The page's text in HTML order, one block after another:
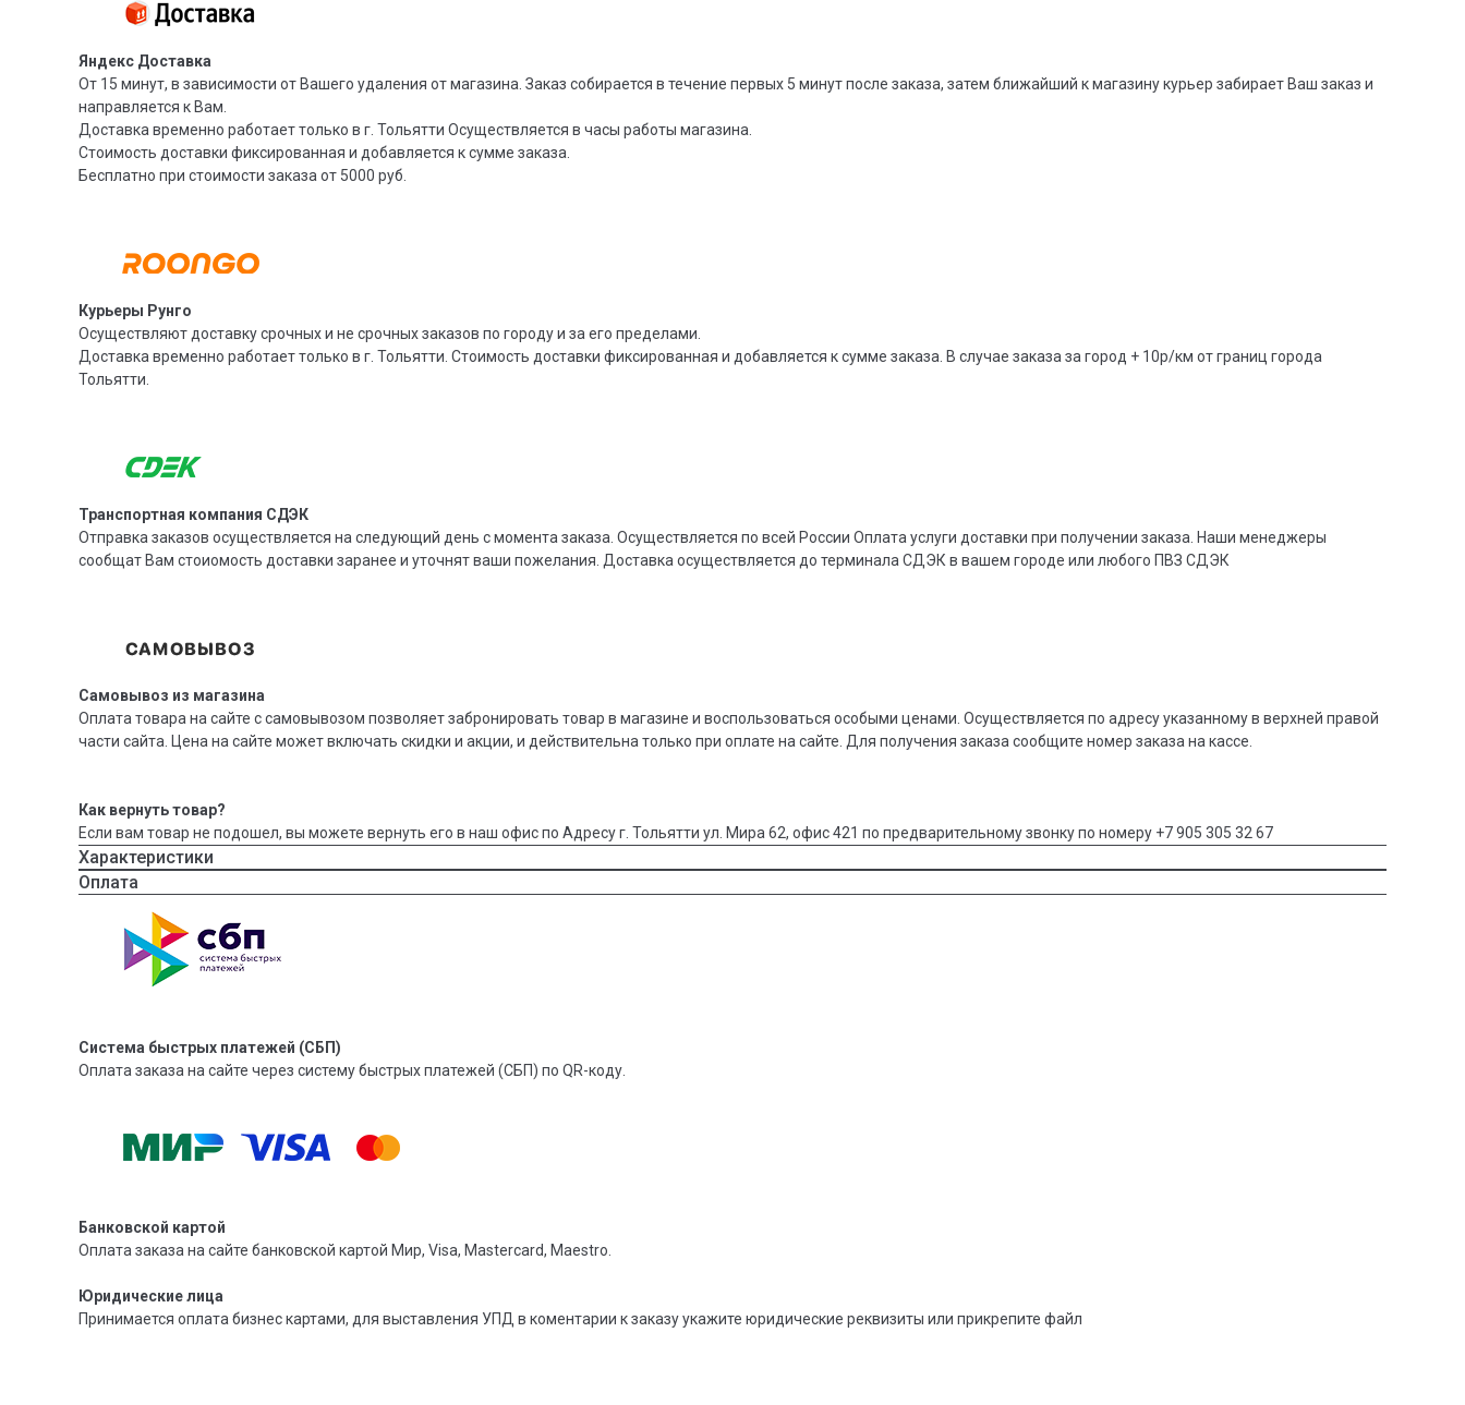
Яндекс Доставка
От 15 минут, в зависимости от Вашего удаления от магазина. Заказ собирается в течение первых 5 минут после заказа, затем ближайший к магазину курьер забирает Ваш заказ и
направляется к Вам.
Доставка временно работает только в г. Тольятти Осуществляется в часы работы магазина.
Стоимость доставки фиксированная и добавляется к сумме заказа.
Бесплатно при стоимости заказа от 5000 руб.
Курьеры Рунго
Осуществляют доставку срочных и не срочных заказов по городу и за его пределами.
Доставка временно работает только в г. Тольятти. Стоимость доставки фиксированная и добавляется к сумме заказа. В случае заказа за город + 10р/км от границ города
Тольятти.
Транспортная компания СДЭК
Отправка заказов осуществляется на следующий день с момента заказа. Осуществляется по всей России Оплата услуги доставки при получении заказа. Наши менеджеры
сообщат Вам стоиомость доставки заранее и уточнят ваши пожелания. Доставка осуществляется до терминала СДЭК в вашем городе или любого ПВЗ СДЭК
Самовывоз из магазина
Оплата товара на сайте с самовывозом позволяет забронировать товар в магазине и воспользоваться особыми ценами. Осуществляется по адресу указанному в верхней правой
части сайта. Цена на сайте может включать скидки и акции, и действительна только при оплате на сайте. Для получения заказа сообщите номер заказа на кассе.
Как вернуть товар?
Если вам товар не подошел, вы можете вернуть его в наш офис по Адресу г. Тольятти ул. Мира 62, офис 421 по предварительному звонку по номеру +7 905 305 32 67
Характеристики
Оплата
Система быстрых платежей (СБП)
Оплата заказа на сайте через систему быстрых платежей (СБП) по QR-коду.
Банковской картой
Оплата заказа на сайте банковской картой Мир, Visa, Mastercard, Maestro.
Юридические лица
Принимается оплата бизнес картами, для выставления УПД в коментарии к заказу укажите юридические реквизиты или прикрепите файл